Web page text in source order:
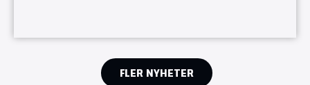
FLER NYHETER